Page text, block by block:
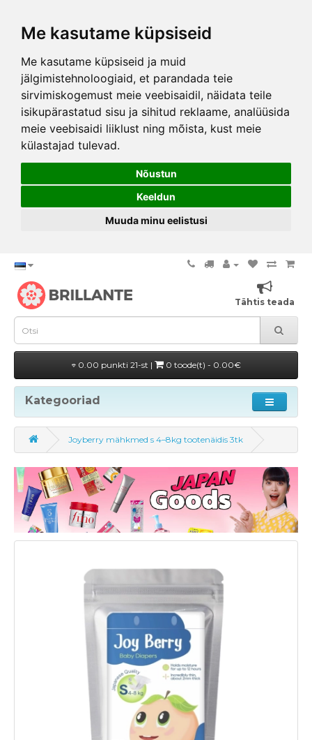
Me kasutame küpsiseid
Me kasutame küpsiseid ja muid
jälgimistehnoloogiaid, et parandada teie
sirvimiskogemust meie veebisaidil, näidata teile
isikupärastatud sisu ja sihitud reklaame, analüüsida
meie veebisaidi liiklust ning mõista, kust meie
külastajad tulevad.
Nõustun
Keeldun
Muuda minu eelistusi
Tähtis teada
0.00 punkti 21-st | 0 toode(t) - 0.00€
Kategooriad
Joyberry mähkmed s 4–8kg tootenäidis 3tk